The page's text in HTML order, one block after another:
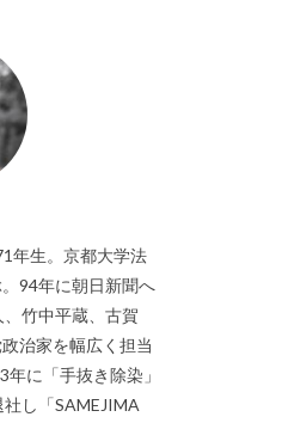
年生。京都大学法
94年に朝日新聞へ
竹中平蔵、古賀
治家を幅広く担当
に「手抜き除染」
し「SAMEJIMA